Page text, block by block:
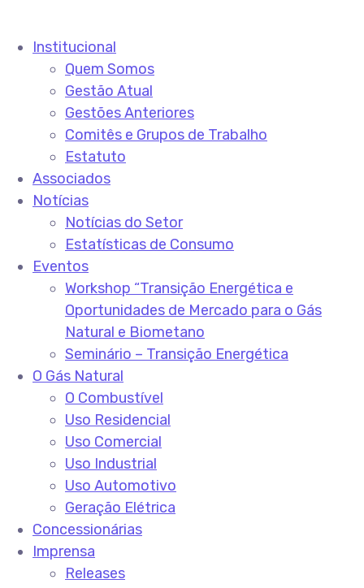
Institucional
Quem Somos
Gestão Atual
Gestões Anteriores
Comitês e Grupos de Trabalho
Estatuto
Associados
Notícias
Notícias do Setor
Estatísticas de Consumo
Eventos
Workshop “Transição Energética e
Oportunidades de Mercado para o Gás
Natural e Biometano
Seminário – Transição Energética
O Gás Natural
O Combustível
Uso Residencial
Uso Comercial
Uso Industrial
Uso Automotivo
Geração Elétrica
Concessionárias
Imprensa
Releases